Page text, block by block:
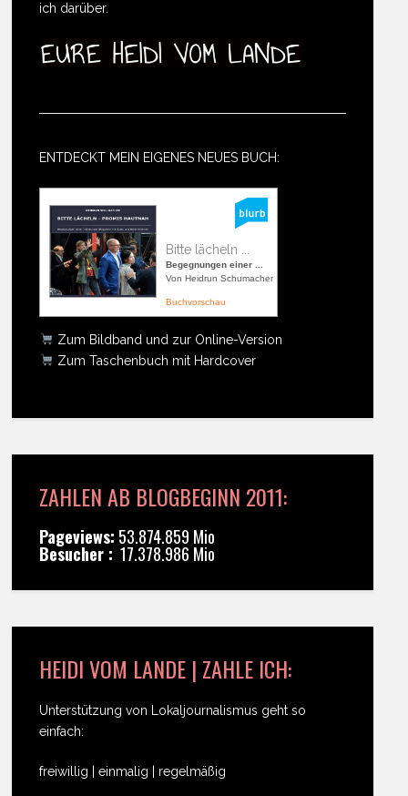
ich darüber.
ENTDECKT MEIN EIGENES NEUES BUCH:
Bitte lächeln ...
Begegnungen einer ...
Von Heidrun Schumacher
Buchvorschau
Zum Bildband und zur Online-Version
Zum Taschenbuch mit Hardcover
ZAHLEN AB BLOGBEGINN 2011:
Pageviews: 53.874.859 Mio
Besucher : 17.378.986 Mio
HEIDI VOM LANDE | ZAHLE ICH:
Unterstützung von Lokaljournalismus geht so
einfach:
freiwillig | einmalig | regelmäßig